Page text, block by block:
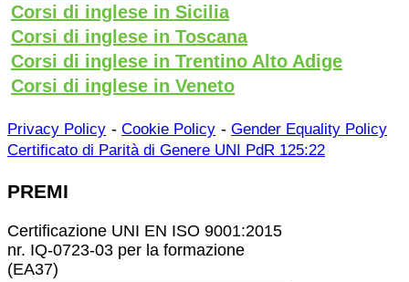
Corsi di inglese in Sicilia
Corsi di inglese in Toscana
Corsi di inglese in Trentino Alto Adige
Corsi di inglese in Veneto
Privacy Policy - Cookie Policy - Gender Equality Policy
Certificato di Parità di Genere UNI PdR 125:22
PREMI
Certificazione UNI EN ISO 9001:2015
nr. IQ-0723-03 per la formazione
(EA37)